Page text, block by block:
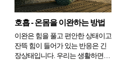
수치는 83세 정도이다. 더 오래전
호흡 - 온몸을 이완하는 방법
이완은 힘을 풀고 편안한 상태이고
잔뜩 힘이 들어가 있는 반응은 긴
장상태입니다. 우리는 생활하면서